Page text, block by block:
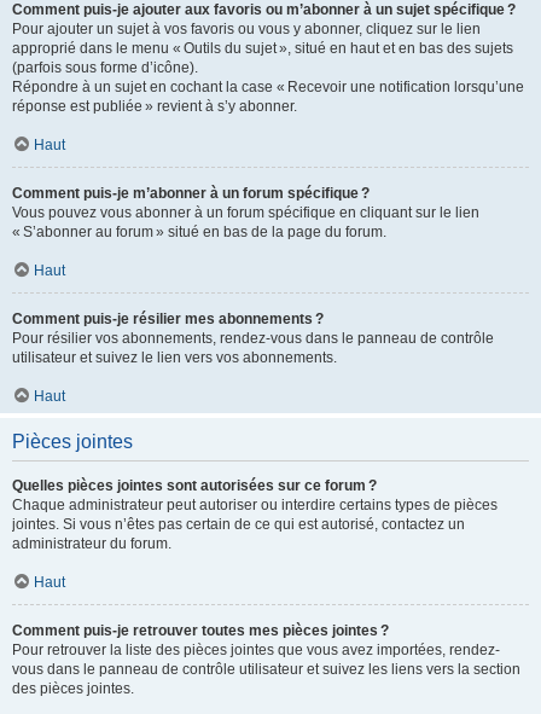
Comment puis-je ajouter aux favoris ou m’abonner à un sujet spécifique ?
Pour ajouter un sujet à vos favoris ou vous y abonner, cliquez sur le lien
approprié dans le menu « Outils du sujet », situé en haut et en bas des sujets
(parfois sous forme d’icône).
Répondre à un sujet en cochant la case « Recevoir une notification lorsqu’une
réponse est publiée » revient à s’y abonner.
Haut
Comment puis-je m’abonner à un forum spécifique ?
Vous pouvez vous abonner à un forum spécifique en cliquant sur le lien
« S’abonner au forum » situé en bas de la page du forum.
Haut
Comment puis-je résilier mes abonnements ?
Pour résilier vos abonnements, rendez-vous dans le panneau de contrôle
utilisateur et suivez le lien vers vos abonnements.
Haut
Pièces jointes
Quelles pièces jointes sont autorisées sur ce forum ?
Chaque administrateur peut autoriser ou interdire certains types de pièces
jointes. Si vous n’êtes pas certain de ce qui est autorisé, contactez un
administrateur du forum.
Haut
Comment puis-je retrouver toutes mes pièces jointes ?
Pour retrouver la liste des pièces jointes que vous avez importées, rendez-
vous dans le panneau de contrôle utilisateur et suivez les liens vers la section
des pièces jointes.